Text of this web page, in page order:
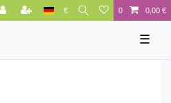
€ 0 0,00 €
☰